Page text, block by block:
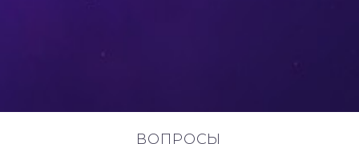
ВОПРОСЫ